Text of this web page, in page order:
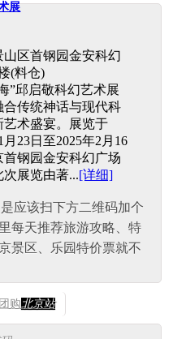
展
山区首钢园金安科幻
(料仓)
”邱启敬科幻艺术展
合传统神话与现代科
艺术盛宴。展览于
月23日至2025年2月16
首钢园金安科幻广场
次展览由著...[详细]
应该扫下方二维码加个
每天推荐旅游攻略、特
景区、乐园特价票就不
购北京站